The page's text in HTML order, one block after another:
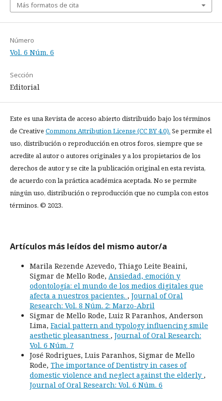
Más formatos de cita
Número
Vol. 6 Núm. 6
Sección
Editorial
Este es una Revista de acceso abierto distribuido bajo los términos
de Creative Commons Attribution License (CC BY 4.0). Se permite el
uso, distribución o reproducción en otros foros, siempre que se
acredite al autor o autores originales y a los propietarios de los
derechos de autor y se cite la publicación original en esta revista,
de acuerdo con la práctica académica aceptada. No se permite
ningún uso, distribución o reproducción que no cumpla con estos
términos. © 2023.
Artículos más leídos del mismo autor/a
Marila Rezende Azevedo, Thiago Leite Beaini,
Sigmar de Mello Rode, Ansiedad, emoción y
odontología: el mundo de los medios digitales que
afecta a nuestros pacientes. , Journal of Oral
Research: Vol. 8 Núm. 2: Marzo-Abril
Sigmar de Mello Rode, Luiz R Paranhos, Anderson
Lima, Facial pattern and typology influencing smile
aesthetic pleasantness , Journal of Oral Research:
Vol. 6 Núm. 7
José Rodrigues, Luis Paranhos, Sigmar de Mello
Rode, The importance of Dentistry in cases of
domestic violence and neglect against the elderly ,
Journal of Oral Research: Vol. 6 Núm. 6